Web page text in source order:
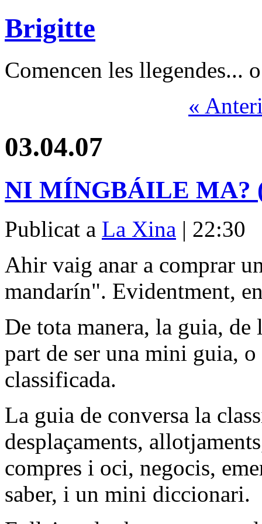
Brigitte
Comencen les llegendes...
«
03.04.07
NI MÍNGBÁILE MA?
Publicat a La Xina | 22:30
Ahir vaig anar a comprar
mandarín". Evidentment,
De tota manera, la guia,
part de ser una mini guia,
classificada.
La guia de conversa la
desplaçaments,
compres i oci, negocis,
saber, i un mini diccionari.